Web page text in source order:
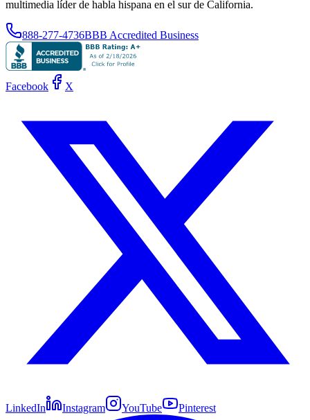
multimedia líder de habla hispana en el sur de California.
888-277-4736BBB Accredited Business
Facebook X
LinkedIn Instagram YouTube Pinterest